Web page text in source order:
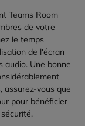
Teams Room
de votre
le temps
de l'écran
audio. Une bonne
assurez-vous que
pour bénéficier